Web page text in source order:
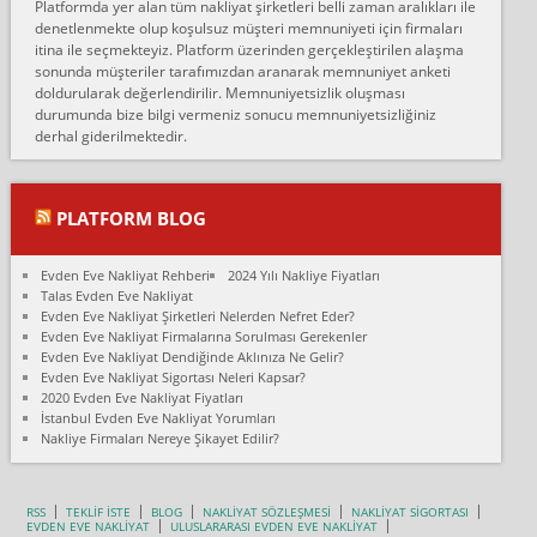
Ankara Alicanlar naklyat tel 5465524025. 2600 TL'ye ankaradan
Konya ya Alicanlar naklyat la anlaştık bu şahıs evin taşınacağı gün
fiyatın mazoto gele...
Fatih kokmese:
Diyarbakır dan eşyamı getirtmek için anlaştım sözleşme yaptım.
Son anda fiyat artırdılar.. mecburiyetten tasittim.. bu kişiler ağrılı
Ali:
olduk. Asansörlü dediler sonra uraya asansör kurulmaz dediler
fark istediler. ortada asa...
Nimet:
Ben 2021 Ağustos ilk haftası Evimi taşıdım yani İstanbul'un bir
Mahallesi'nden bir başka Mahallesi'ne yani Ümraniye bölgesinde
oturuyorum önceleri ara...
Nimet Köse:
Merhaba ben 2021 Ağustos ilk haftası evimi Ümraniye'den Çok
Hancıoğlu naklyatla taşındım...
Platformda yer alan tüm nakliyat şirketleri belli zaman aralıkları ile
denetlenmekte olup koşulsuz müşteri memnuniyeti için firmaları
itina ile seçmekteyiz. Platform üzerinden gerçekleştirilen alaşma
sonunda müşteriler tarafımızdan aranarak memnuniyet anketi
doldurularak değerlendirilir. Memnuniyetsizlik oluşması
durumunda bize bilgi vermeniz sonucu memnuniyetsizliğiniz
derhal giderilmektedir.
PLATFORM BLOG
Evden Eve Nakliyat Rehberi
2024 Yılı Nakliye Fiyatları
Talas Evden Eve Nakliyat
Evden Eve Nakliyat Şirketleri Nelerden Nefret Eder?
Evden Eve Nakliyat Firmalarına Sorulması Gerekenler
Evden Eve Nakliyat Dendiğinde Aklınıza Ne Gelir?
Evden Eve Nakliyat Sigortası Neleri Kapsar?
2020 Evden Eve Nakliyat Fiyatları
İstanbul Evden Eve Nakliyat Yorumları
Nakliye Firmaları Nereye Şikayet Edilir?
RSS TEKLİF İSTE BLOG NAKLİYAT SÖZLEŞMESİ
NAKLİYAT SİGORTASI
EVDEN EVE NAKLİYAT
ULUSLARARASI EVDEN EVE NAKLİYAT